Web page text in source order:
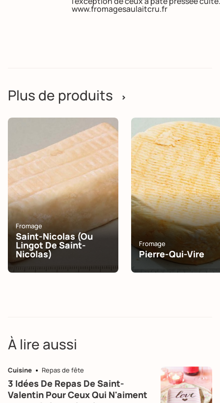
www.fromagesaulaitcru.fr
Plus de produits >
Fromage
Saint-Nicolas (ou
Lingot De Saint-
Nicolas)
Fromage
Pierre-Qui-Vire
À lire aussi
Cuisine Repas de fête
3 Idées De Repas De Saint-
Valentin Pour Ceux Qui N'aiment